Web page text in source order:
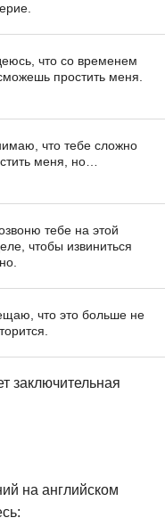
что со временем
простить меня.
что тебе сложно
меня, но…
тебе на этой
чтобы извиниться
что это больше не
заключительная
на английском